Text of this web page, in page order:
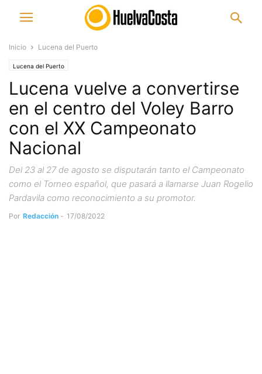
Inicio Lucena del Puerto
Lucena del Puerto
Lucena vuelve a convertirse
en el centro del Voley Barro
con el XX Campeonato
Nacional
Del 23 al 27 de agosto se disputarán tanto el Campeonato
como el Torneo español, que pasará a llamarse Juan Rogelio
Pardavila como reconocimiento a su promotor.
Por Redacción - 17/08/2022